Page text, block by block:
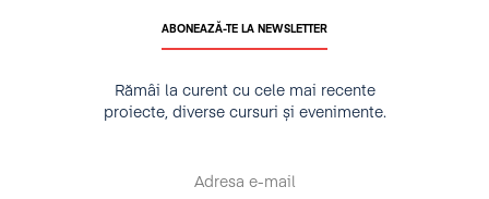
ABONEAZĂ-TE LA NEWSLETTER
Rămâi la curent cu cele mai recente
proiecte, diverse cursuri și evenimente.